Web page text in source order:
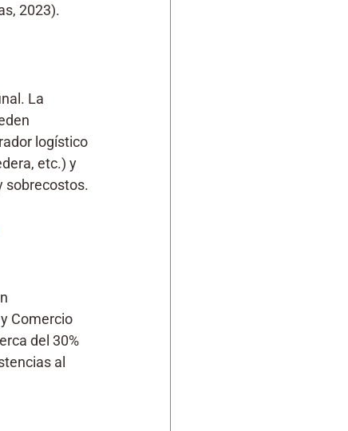
2023).
La
logístico
etc.) y
sobrecostos.
Comercio
del 30%
al